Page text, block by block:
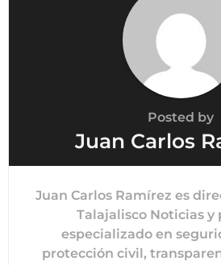
Posted by
Juan Carlos
Juan Carlos Ramírez es
Talajalisco Noticias y
especializado en
protección civil,